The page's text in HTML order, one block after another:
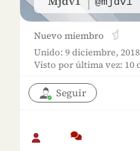
@mjdv1
Nuevo miembro
Unido: 9 diciembre,
Visto por última vez: 10
Seguir